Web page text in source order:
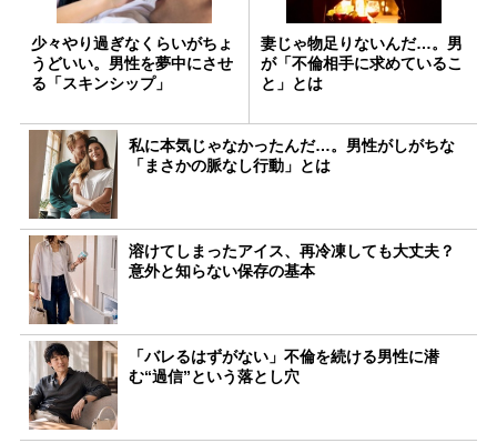
少々やり過ぎなくらいがちょ
うどいい。男性を夢中にさせ
る「スキンシップ」
妻じゃ物足りないんだ…。男
が「不倫相手に求めているこ
と」とは
私に本気じゃなかったんだ…。男性がしがちな
「まさかの脈なし行動」とは
溶けてしまったアイス、再冷凍しても大丈夫？
意外と知らない保存の基本
「バレるはずがない」不倫を続ける男性に潜
む“過信”という落とし穴